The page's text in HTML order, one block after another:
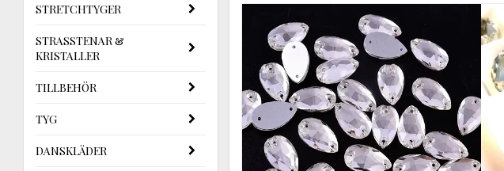
STRETCHTYGER
STRASSTENAR &
KRISTALLER
TILLBEHÖR
TYG
DANSKLÄDER